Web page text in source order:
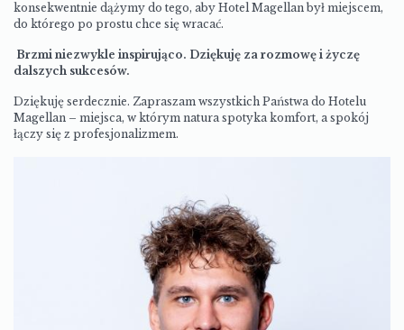
konsekwentnie dążymy do tego, aby Hotel Magellan był miejscem,
do którego po prostu chce się wracać.
Brzmi niezwykle inspirująco. Dziękuję za rozmowę i życzę
dalszych sukcesów.
Dziękuję serdecznie. Zapraszam wszystkich Państwa do Hotelu
Magellan – miejsca, w którym natura spotyka komfort, a spokój
łączy się z profesjonalizmem.